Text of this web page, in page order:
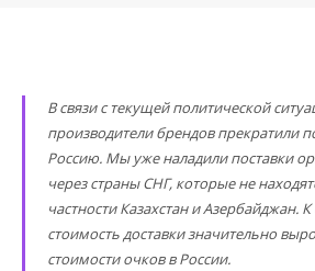
В связи с текущей политической
производители брендов прекратили
Россию. Мы уже наладили поставки
через страны СНГ, которые не
частности Казахстан и Азербайджан.
стоимость доставки значительно
стоимости очков в России.